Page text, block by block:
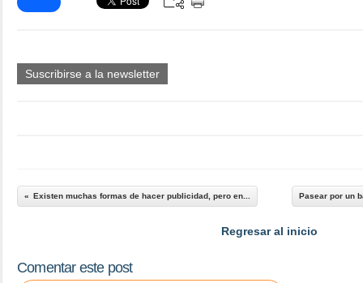
Suscribirse a la newsletter
Existen muchas formas de hacer publicidad, pero en... Pasear por un
Regresar al inicio
Comentar este post